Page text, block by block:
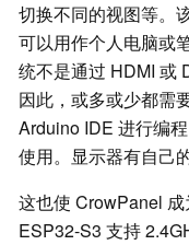
切换不同的视图等。
可以用作个人电脑或
统不是通过 HDMI 或
因此，或多或少都需
Arduino IDE 进行编
使用。显示器有自己
这也使 CrowPanel 成
ESP32-S3 支持